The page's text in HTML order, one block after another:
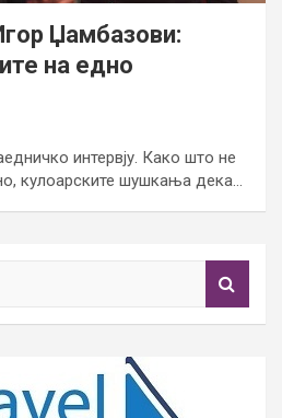
Џамбазови:
на едно
интервју. Како што не
кулоарските шушкања дека…